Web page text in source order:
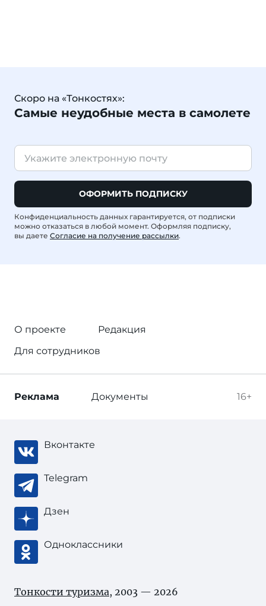
Скоро на «Тонкостях»:
Самые неудобные места в самолете
ОФОРМИТЬ ПОДПИСКУ
Конфиденциальность данных гарантируется, от подписки
можно отказаться в любой момент. Оформляя подписку,
вы даете Согласие на получение рассылки.
О проекте
Редакция
Для сотрудников
16+
Реклама Документы
Вконтакте
Telegram
Дзен
Одноклассники
Тонкости туризма, 2003 — 2026